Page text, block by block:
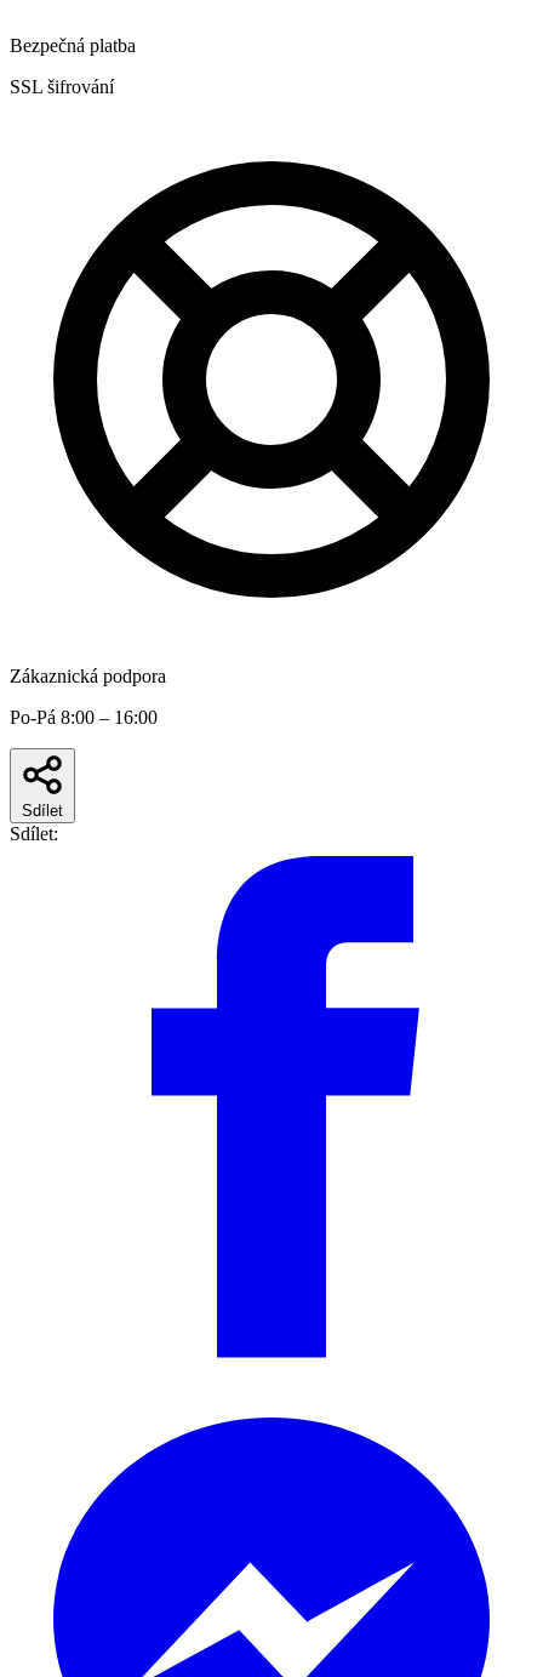
Bezpečná platba
SSL šifrování
Zákaznická podpora
Po-Pá 8:00 – 16:00
Sdílet
Sdílet: